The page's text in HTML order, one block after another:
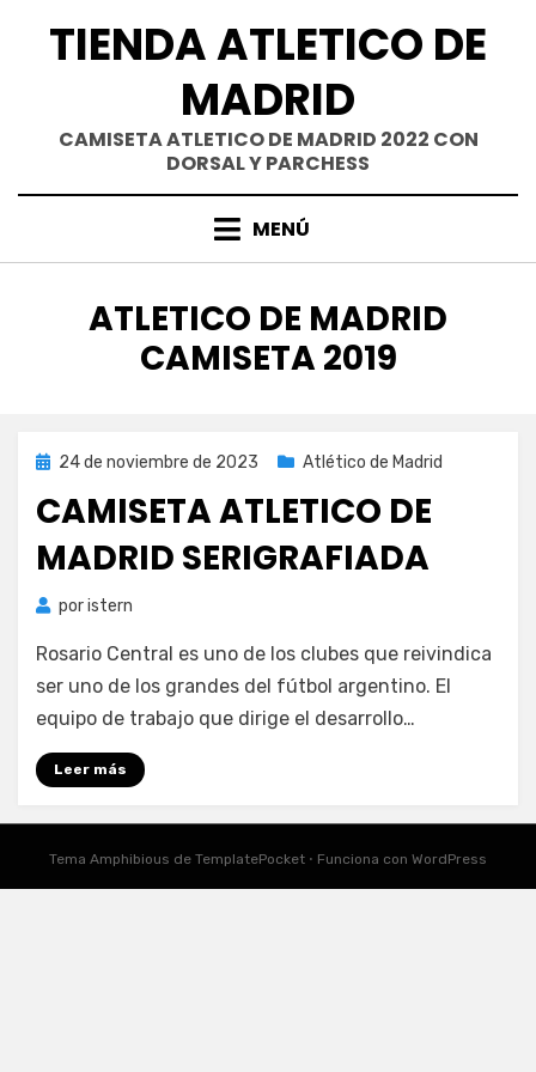
TIENDA ATLETICO DE
MADRID
CAMISETA ATLETICO DE MADRID 2022 CON
DORSAL Y PARCHESS
MENÚ
ETIQUETA
:
ATLETICO DE MADRID
CAMISETA 2019
Publicada
24 de noviembre de 2023 Atlético de Madrid
CAMISETA ATLETICO DE
MADRID SERIGRAFIADA
poristern
Rosario Central es uno de los clubes que reivindica
ser uno de los grandes del fútbol argentino. El
equipo de trabajo que dirige el desarrollo…
Leer más
Tema Amphibious de TemplatePocket ⋅ Funciona con WordPress